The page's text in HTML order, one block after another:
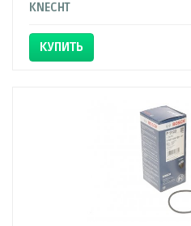
KNECHT
КУПИТЬ